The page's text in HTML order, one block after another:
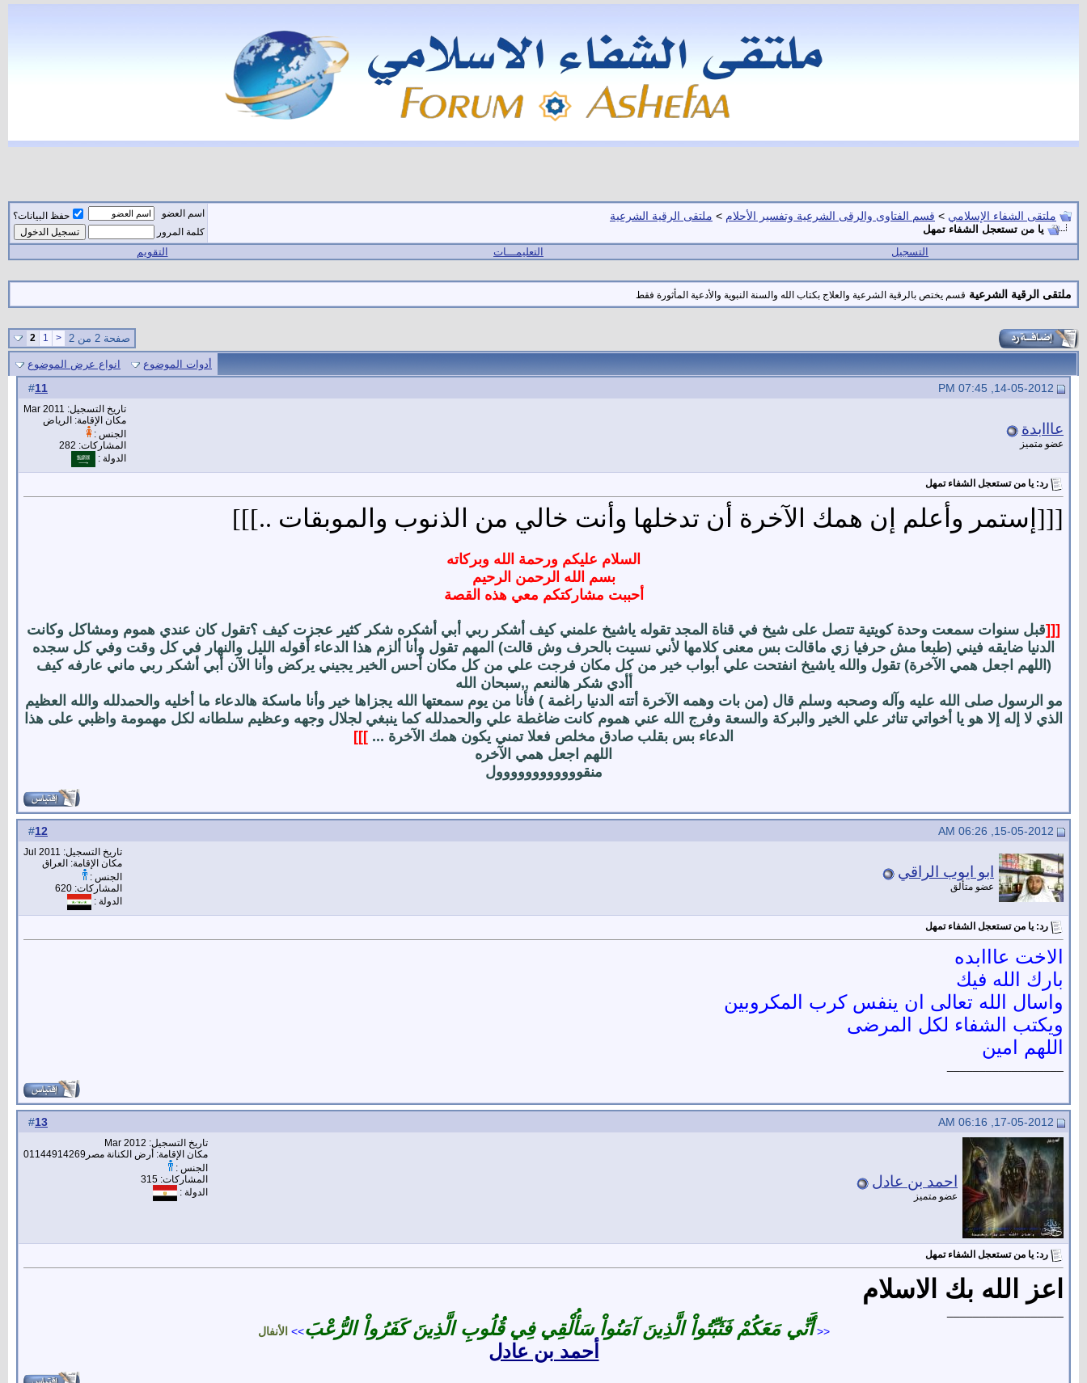
ملتقى الشفاء الإسلامي > قسم الفتاوى والرقى الشرعية وتفسير الأحلام > ملتقى الرقية الشرعية
يا من تستعجل الشفاء تمهل
اسم العضو
حفظ البيانات؟
كلمة المرور
التسجيل التعليمـــات التقويم
ملتقى الرقية الشرعية قسم يختص بالرقية الشرعية والعلاج بكتاب الله والسنة النبوية والأدعية المأثورة فقط
صفحة 2 من 2 <
1
2
أدوات الموضوع انواع عرض الموضوع
11
عااابدة
عضو متميز
تاريخ التسجيل: Mar 2011
مكان الإقامة: الرياض
الجنس :
المشاركات: 282
الدولة :
رد: يا من تستعجل الشفاء تمهل
[[[إستمر وأعلم إن همك الآخرة أن تدخلها وأنت خالي من الذنوب والموبقات ..]]]
السلام عليكم ورحمة الله وبركاته
بسم الله الرحمن الرحيم
أحببت مشاركتكم معي هذه القصة
[[[قبل سنوات سمعت وحدة كويتية تتصل على شيخ في قناة المجد تقوله ياشيخ علمني كيف أشكر ربي أبي أشكره شكر كثير عجزت كيف ؟تقول كان عندي هموم ومشاكل وكانت
الدنيا ضايقه فيني (طبعا مش حرفيا زي ماقالت بس معنى كلامها لأني نسيت بالحرف وش قالت) المهم تقول وأنا ألزم هذا الدعاء أقوله الليل والنهار في كل وقت وفي كل سجده
(اللهم اجعل همي الآخرة) تقول والله ياشيخ انفتحت علي أبواب خير من كل مكان فرجت علي من كل مكان أحس الخير يجيني يركض وأنا الآن أبي أشكر ربي ماني عارفه كيف
أأدي شكر هالنعم ,,سبحان الله
مو الرسول صلى الله عليه وآله وصحبه وسلم قال (من بات وهمه الآخرة أتته الدنيا راغمة ) فأنا من يوم سمعتها الله يجزاها خير وأنا ماسكة هالدعاء ما أخليه والحمدلله والله العظيم
الذي لا إله إلا هو يا أخواتي تناثر علي الخير والبركة والسعة وفرج الله عني هموم كانت ضاغطة علي والحمدلله كما ينبغي لجلال وجهه وعظيم سلطانه لكل مهمومة واظبي على هذا
الدعاء بس بقلب صادق مخلص فعلا تمني يكون همك الآخرة ... ]]]
اللهم اجعل همي الآخره
منقوووووووووووول
12
ابو ايوب الراقي
عضو متألق
تاريخ التسجيل: Jul 2011
مكان الإقامة: العراق
الجنس :
المشاركات: 620
الدولة :
رد: يا من تستعجل الشفاء تمهل
الاخت عااابده
بارك الله فيك
واسال الله تعالى ان ينفس كرب المكروبين
ويكتب الشفاء لكل المرضى
اللهم امين
13
احمد بن عادل
عضو متميز
تاريخ التسجيل: Mar 2012
مكان الإقامة: أرض الكنانة مصر01144914269
الجنس :
المشاركات: 315
الدولة :
رد: يا من تستعجل الشفاء تمهل
اعز الله بك الاسلام
<<أَنِّي مَعَكُمْ فَثَبِّتُواْ الَّذِينَ آمَنُواْ سَأُلْقِي فِي قُلُوبِ الَّذِينَ كَفَرُواْ الرُّعْبَ>> الأنفال
أحمد بن عادل